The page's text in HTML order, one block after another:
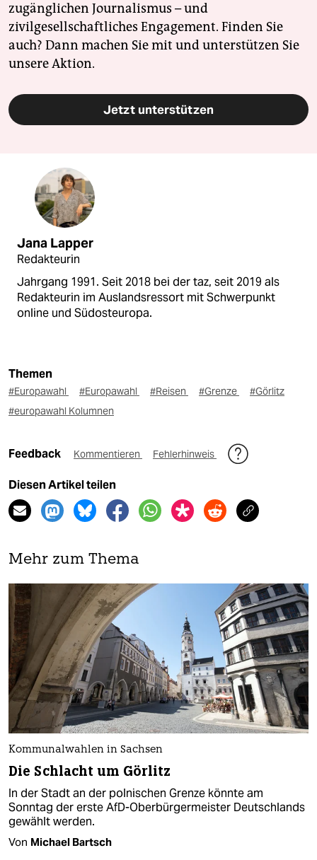
zugänglichen Journalismus – und
zivilgesellschaftliches Engagement. Finden Sie
auch? Dann machen Sie mit und unterstützen Sie
unsere Aktion.
Jetzt unterstützen
Jana Lapper
Redakteurin
Jahrgang 1991. Seit 2018 bei der taz, seit 2019 als
Redakteurin im Auslandsressort mit Schwerpunkt
online und Südosteuropa.
Themen
#Europawahl #Europawahl #Reisen #Grenze
#Görlitz
#europawahl Kolumnen
Feedback Kommentieren Fehlerhinweis
Diesen Artikel teilen
Mehr zum Thema
Kommunalwahlen in Sachsen
Die Schlacht um Görlitz
In der Stadt an der polnischen Grenze könnte am
Sonntag der erste AfD-Oberbürgermeister Deutschlands
gewählt werden.
Von Michael Bartsch